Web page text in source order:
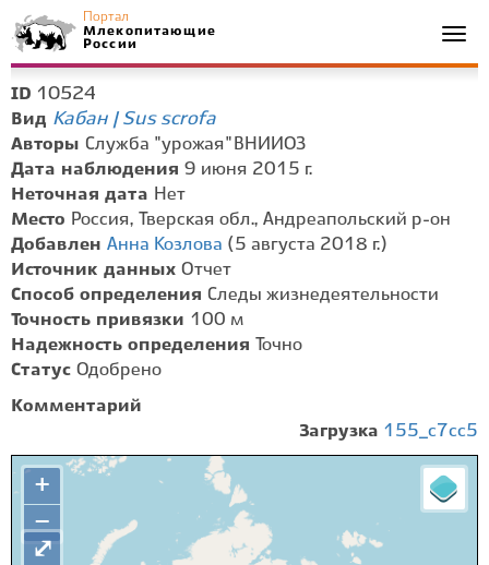
Портал
Млекопитающие
России
ID 10524
Вид Кабан | Sus scrofa
Авторы Служба "урожая" ВНИИОЗ
Дата наблюдения 9 июня 2015 г.
Неточная дата Нет
Место Россия, Тверская обл., Андреапольский р-он
Добавлен Анна Козлова (5 августа 2018 г.)
Источник данных Отчет
Способ определения Следы жизнедеятельности
Точность привязки 100 м
Надежность определения
Точно
Статус Одобрено
Комментарий
Загрузка 155_c7cc5
+
−
⤢